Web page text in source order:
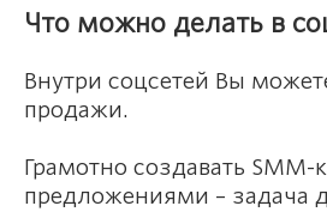
Что можно делать в
Внутри соцсетей Вы
продажи.
Грамотно создавать
предложениями – задача